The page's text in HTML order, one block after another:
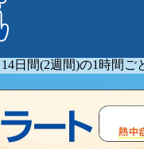
14日間(2週間)の1時間ご